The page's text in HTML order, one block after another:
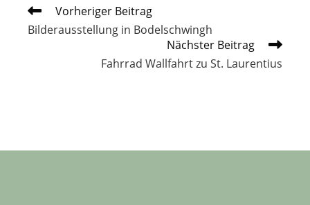
Weitere
Artikel
ansehen
Vorheriger Beitrag
Bilderausstellung in Bodelschwingh
Nächster Beitrag
Fahrrad Wallfahrt zu St. Laurentius